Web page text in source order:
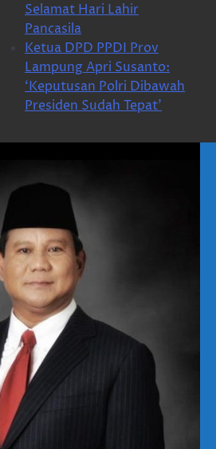
Selamat Hari Lahir
Pancasila
Ketua DPD PPDI Prov
Lampung Apri Susanto:
‘Keputusan Polri Dibawah
Presiden Sudah Tepat’